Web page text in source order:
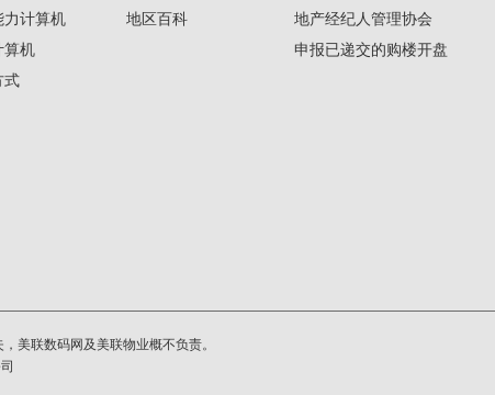
力计算机
算机
式
地区百科
地产经纪人管理协会
申报已递交的购楼开盘
美联数码网及美联物业概不负责。